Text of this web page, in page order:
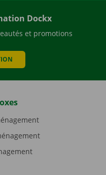
Dockx
et promotions